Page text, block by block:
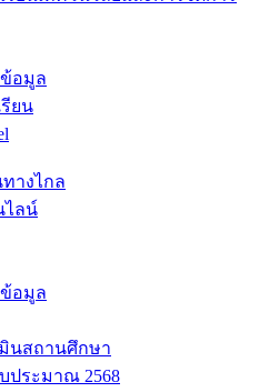
อมูล
ยน
างไกล
ไลน์
อมูล
มินสถานศึกษา
ประมาณ 2568